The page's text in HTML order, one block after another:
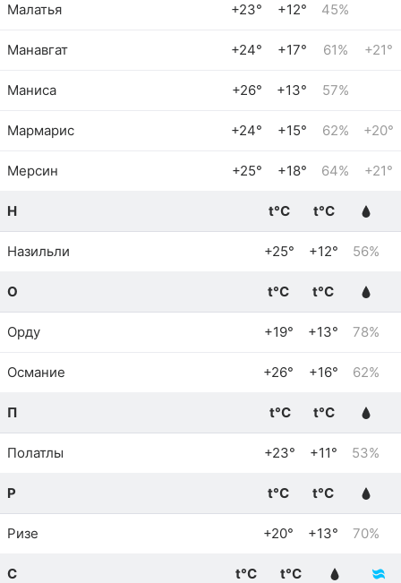
Малатья +23° +12° 45%
Манавгат +24° +17° 61% +21°
Маниса +26° +13° 57%
Мармарис +24° +15° 62% +20°
Мерсин +25° +18° 64% +21°
Н t°C t°C
Назильли +25° +12° 56%
О t°C t°C
Орду +19° +13° 78%
Османие +26° +16° 62%
П t°C t°C
Полатлы +23° +11° 53%
Р t°C t°C
Ризе +20° +13° 70%
С t°C t°C